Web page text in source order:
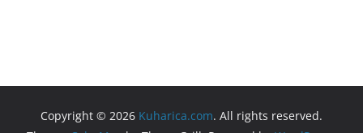
Copyright © 2026 Kuharica.com. All rights reserved.